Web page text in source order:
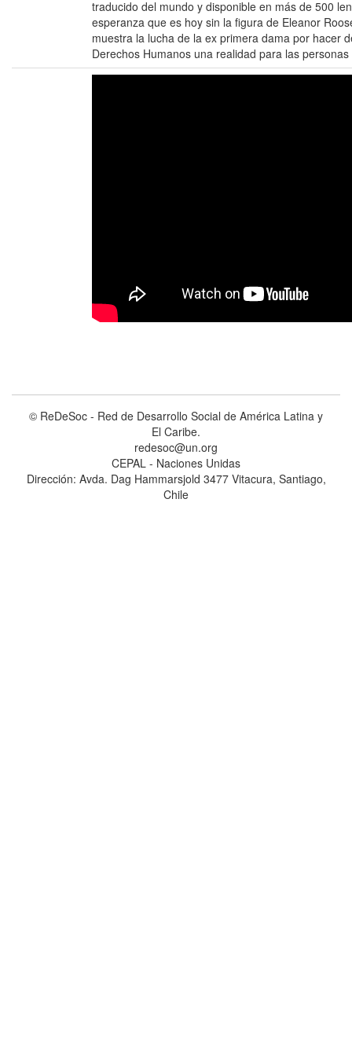
traducido del mundo y disponible en más de 500
esperanza que es hoy sin la figura de Eleanor
muestra la lucha de la ex primera dama por hacer
Derechos Humanos una realidad para las
© ReDeSoc - Red de Desarrollo Social de América Latina y
El Caribe.
redesoc@un.org
CEPAL - Naciones Unidas
Dirección: Avda. Dag Hammarsjold 3477 Vitacura, Santiago,
Chile